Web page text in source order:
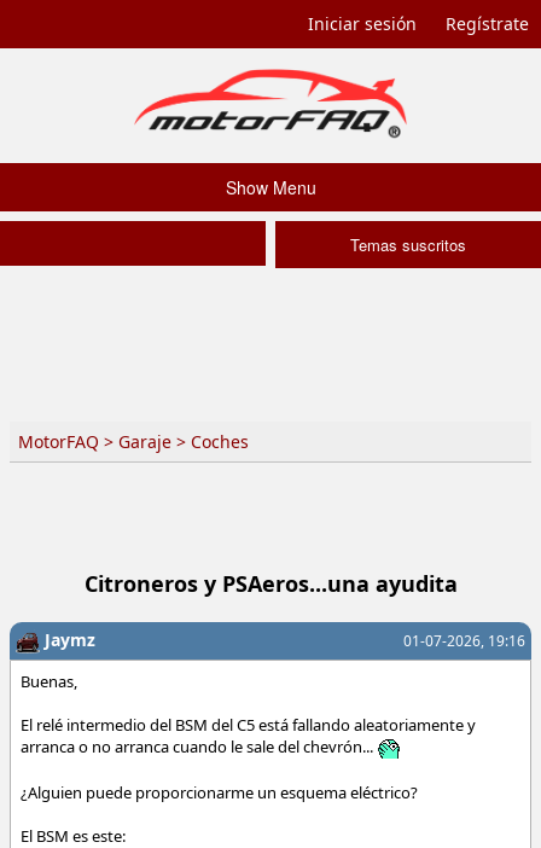
Iniciar sesión Regístrate
Show Menu
Temas suscritos
MotorFAQ > Garaje > Coches
Citroneros y PSAeros...una ayudita
01-07-2026, 19:16
Jaymz
Buenas,
El relé intermedio del BSM del C5 está fallando aleatoriamente y
arranca o no arranca cuando le sale del chevrón...
¿Alguien puede proporcionarme un esquema eléctrico?
El BSM es este: